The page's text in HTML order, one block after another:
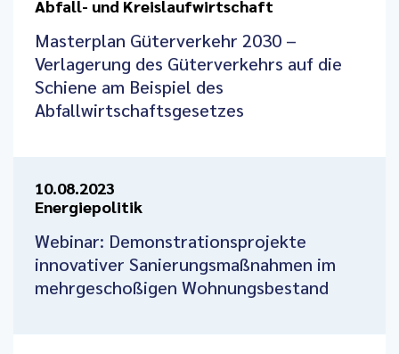
Abfall- und Kreislaufwirtschaft
Masterplan Güterverkehr 2030 –
Verlagerung des Güterverkehrs auf die
Schiene am Beispiel des
Abfallwirtschaftsgesetzes
10.08.2023
Energiepolitik
Webinar: Demonstrationsprojekte
innovativer Sanierungsmaßnahmen im
mehrgeschoßigen Wohnungsbestand